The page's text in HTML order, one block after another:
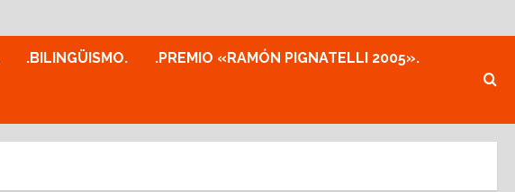
.BILINGÜISMO. .PREMIO «RAMÓN PIGNATELLI 2005».